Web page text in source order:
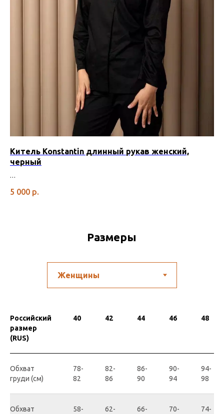
Китель Konstantin длинный рукав женский,
черный
5 000 р.
Размеры
Российский
размер
(RUS)
40 42 44 46 48
Обхват
груди (см)
78-
82
82-
86
86-
90
90-
94
94-
98
Обхват
58-
62-
66-
70-
74-